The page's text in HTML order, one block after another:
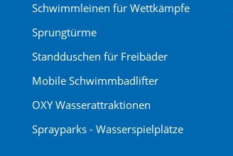
Schwimmleinen für Wettkämpfe
Sprungtürme
Standduschen für Freibäder
Mobile Schwimmbadlifter
OXY Wasserattraktionen
Sprayparks - Wasserspielplätze